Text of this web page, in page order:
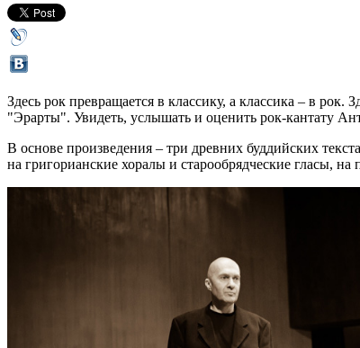
Здесь рок превращается в классику, а классика – в
"Эрарты". Увидеть, услышать и оценить рок-кантату
В основе произведения – три древних буддийских
на григорианские хоралы и старообрядческие гласы,